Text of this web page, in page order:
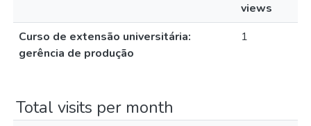
views
Curso de extensão universitária:
gerência de produção
1
Total visits per month